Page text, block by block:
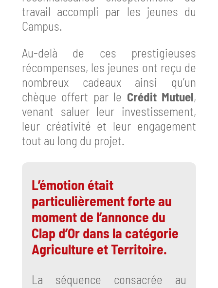
travail accompli par les jeunes du
Campus.
Au-delà de ces prestigieuses
récompenses, les jeunes ont reçu de
nombreux cadeaux ainsi qu’un
chèque offert par le Crédit Mutuel,
venant saluer leur investissement,
leur créativité et leur engagement
tout au long du projet.
L’émotion était
particulièrement forte au
moment de l’annonce du
Clap d’Or dans la catégorie
Agriculture et Territoire.
La séquence consacrée au